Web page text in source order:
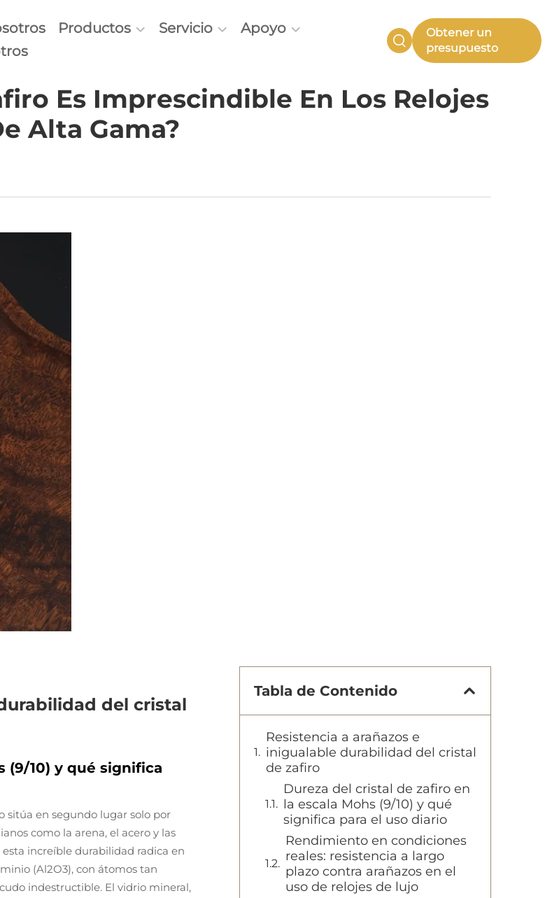
Productos Servicio
Apoyo
Obtener un
presupuesto
Es Imprescindible En Los Relojes
Alta Gama?
del cristal
(9/10) y qué significa
sitúa en segundo lugar solo por
como la arena, el acero y las
increíble durabilidad radica en
(Al2O3), con átomos tan
indestructible. El vidrio mineral,
Tabla de Contenido
Resistencia a arañazos e
inigualable durabilidad del cristal
de zafiro
Dureza del cristal de zafiro en
la escala Mohs (9/10) y qué
significa para el uso diario
Rendimiento en condiciones
reales: resistencia a largo
plazo contra arañazos en el
uso de relojes de lujo